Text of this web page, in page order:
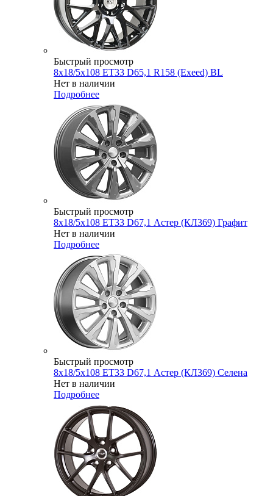
Быстрый просмотр
8x18/5x108 ET33 D65,1 R158 (Exeed) BL
Нет в наличии
Подробнее
Быстрый просмотр
8x18/5x108 ET33 D67,1 Астер (КЛ369) Графит
Нет в наличии
Подробнее
Быстрый просмотр
8x18/5x108 ET33 D67,1 Астер (КЛ369) Селена
Нет в наличии
Подробнее